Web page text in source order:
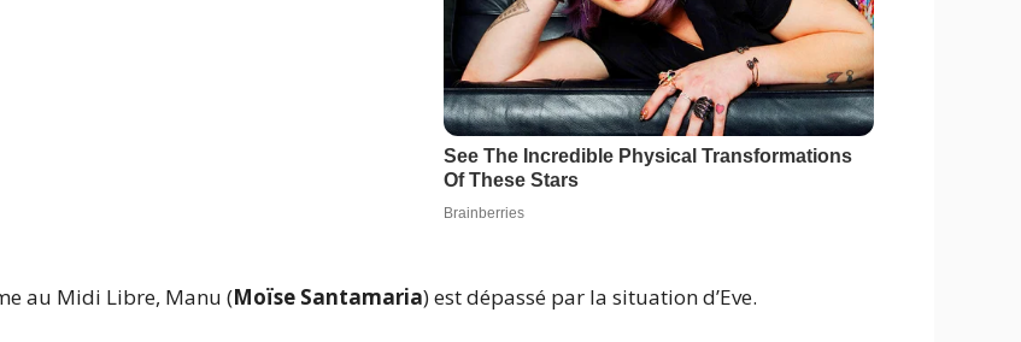
au Midi Libre, Manu (Moïse Santamaria) est dépassé par la situation d’Eve.